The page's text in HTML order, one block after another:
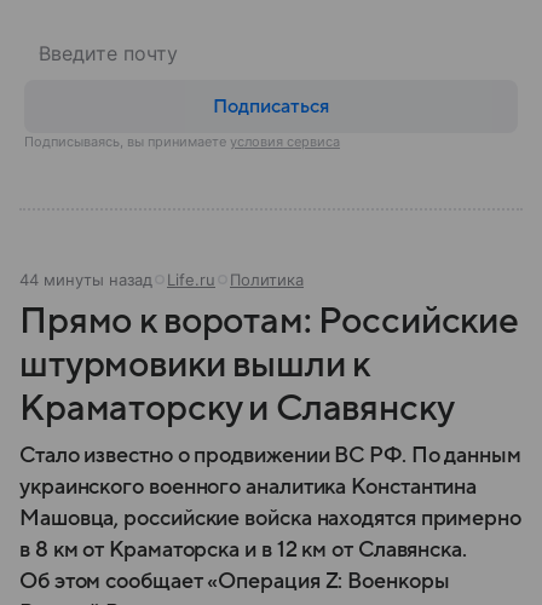
Подписаться
Подписываясь, вы принимаете условия сервиса
44 минуты назад Life.ru Политика
Прямо к воротам: Российские
штурмовики вышли к
Краматорску и Славянску
Стало известно о продвижении ВС РФ. По данным
украинского военного аналитика Константина
Машовца, российские войска находятся примерно
в 8 км от Краматорска и в 12 км от Славянска.
Об этом сообщает «Операция Z: Военкоры